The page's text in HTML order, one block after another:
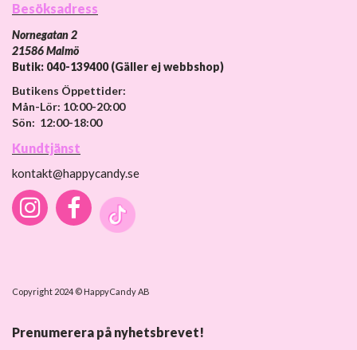
Besöksadress
Nornegatan 2
21586 Malmö
Butik: 040-139400 (Gäller ej webbshop)
Butikens Öppettider:
Mån-Lör: 10:00-20:00
Sön: 12:00-18:00
Kundtjänst
kontakt@happycandy.se
Copyright 2024 © HappyCandy AB
Prenumerera på nyhetsbrevet!